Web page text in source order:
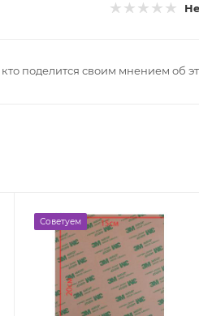
поделится своим мнением об
Советуем